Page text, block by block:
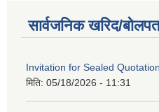
सार्वजनिक खरिद/
Invitation for Sealed
मिति: 05/18/2026 - 11:31